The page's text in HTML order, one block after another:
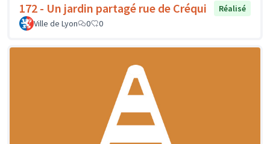
172 - Un jardin partagé rue de Créqui
Réalisé
Ville de Lyon
0 0